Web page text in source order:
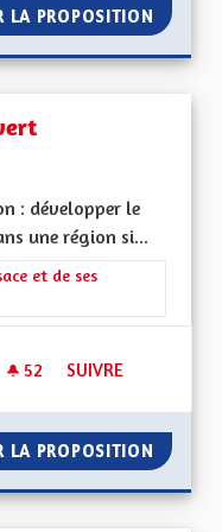
LA PROPOSITION
: développer le
une région si...
: L'attractivité
et de ses
52 52 ABONNÉS
SUIVRE
LA PROPOSITION